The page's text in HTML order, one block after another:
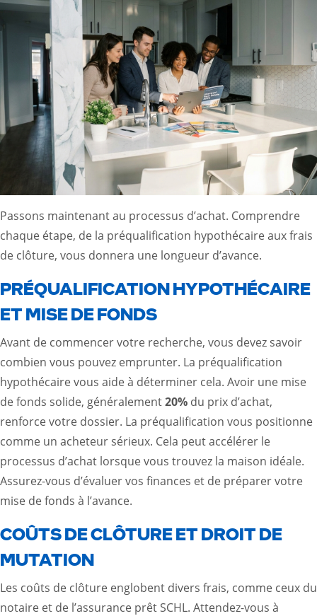
Passons maintenant au processus d’achat. Comprendre
chaque étape, de la préqualification hypothécaire aux frais
de clôture, vous donnera une longueur d’avance.
PRÉQUALIFICATION HYPOTHÉCAIRE
ET MISE DE FONDS
Avant de commencer votre recherche, vous devez savoir
combien vous pouvez emprunter. La préqualification
hypothécaire vous aide à déterminer cela. Avoir une mise
de fonds solide, généralement20% du prix d’achat,
renforce votre dossier. La préqualification vous positionne
comme un acheteur sérieux. Cela peut accélérer le
processus d’achat lorsque vous trouvez la maison idéale.
Assurez-vous d’évaluer vos finances et de préparer votre
mise de fonds à l’avance.
COÛTS DE CLÔTURE ET DROIT DE
MUTATION
Les coûts de clôture englobent divers frais, comme ceux du
notaire et de l’assurance prêt SCHL. Attendez-vous à